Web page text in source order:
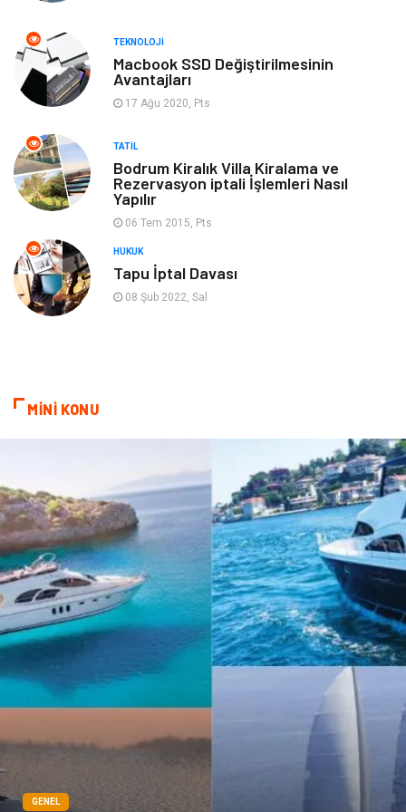
Turizm Spor Malzemeleri
Hediyelik Eşya
oyun alanları
Blogroll
Cruise
Güzellik
TEKNOLOJI
Macbook SSD Değiştirilmesinin
Avantajları
17 Ağu 2020, Pts
TATIL
Bodrum Kiralık Villa Kiralama ve
Rezervasyon iptali İşlemleri Nasıl
Yapılır
06 Tem 2015, Pts
HUKUK
Tapu İptal Davası
08 Şub 2022, Sal
MİNİ KONU
GENEL